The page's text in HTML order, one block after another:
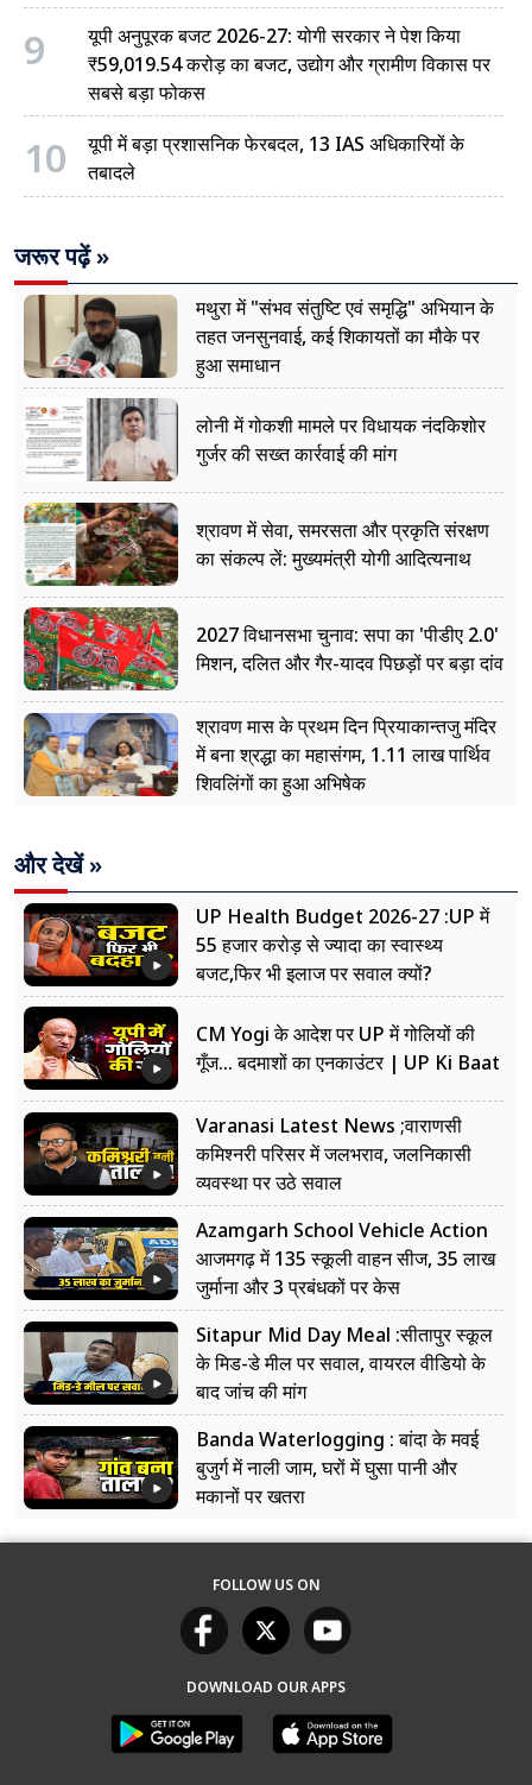
9
यूपी अनुपूरक बजट 2026-27: योगी सरकार ने पेश किया
₹59,019.54 करोड़ का बजट, उद्योग और ग्रामीण विकास पर
सबसे बड़ा फोकस
10
यूपी में बड़ा प्रशासनिक फेरबदल, 13 IAS अधिकारियों के
तबादले
जरूर पढ़ें »
मथुरा में "संभव संतुष्टि एवं समृद्धि" अभियान के
तहत जनसुनवाई, कई शिकायतों का मौके पर
हुआ समाधान
लोनी में गोकशी मामले पर विधायक नंदकिशोर
गुर्जर की सख्त कार्रवाई की मांग
श्रावण में सेवा, समरसता और प्रकृति संरक्षण
का संकल्प लें: मुख्यमंत्री योगी आदित्यनाथ
2027 विधानसभा चुनाव: सपा का 'पीडीए 2.0'
मिशन, दलित और गैर-यादव पिछड़ों पर बड़ा दांव
श्रावण मास के प्रथम दिन प्रियाकान्तजु मंदिर
में बना श्रद्धा का महासंगम, 1.11 लाख पार्थिव
शिवलिंगों का हुआ अभिषेक
और देखें »
UP Health Budget 2026-27 :UP में
55 हजार करोड़ से ज्यादा का स्वास्थ्य
बजट,फिर भी इलाज पर सवाल क्यों?
CM Yogi के आदेश पर UP में गोलियों की
गूँज... बदमाशों का एनकाउंटर | UP Ki Baat
Varanasi Latest News ;वाराणसी
कमिश्नरी परिसर में जलभराव, जलनिकासी
व्यवस्था पर उठे सवाल
Azamgarh School Vehicle Action
आजमगढ़ में 135 स्कूली वाहन सीज, 35 लाख
जुर्माना और 3 प्रबंधकों पर केस
Sitapur Mid Day Meal :सीतापुर स्कूल
के मिड-डे मील पर सवाल, वायरल वीडियो के
बाद जांच की मांग
Banda Waterlogging : बांदा के मवई
बुजुर्ग में नाली जाम, घरों में घुसा पानी और
मकानों पर खतरा
FOLLOW US ON
DOWNLOAD OUR APPS